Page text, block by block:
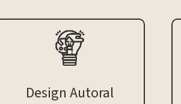
Design Autoral